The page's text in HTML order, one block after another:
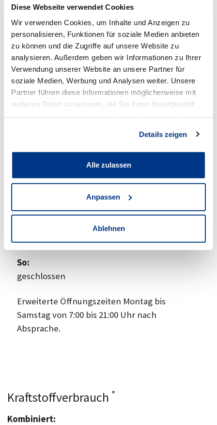
Diese Webseite verwendet Cookies
Wir verwenden Cookies, um Inhalte und Anzeigen zu
personalisieren, Funktionen für soziale Medien anbieten
zu können und die Zugriffe auf unsere Website zu
analysieren. Außerdem geben wir Informationen zu Ihrer
Verwendung unserer Website an unsere Partner für
soziale Medien, Werbung und Analysen weiter. Unsere
Partner führen diese Informationen möglicherweise mit
weiteren Daten zusammen, die Sie ihnen bereitgestellt
Details zeigen
Alle zulassen
Anpassen
Ablehnen
Volkswagen Lünen
Anschrift
Cappenberger Straße 25
Öffnungszeiten Verkauf
08:00-18:30 Uhr
09:00-14:00 Uhr
So:
geschlossen
Erweiterte Öffnungszeiten Montag bis
Samstag von 7:00 bis 21:00 Uhr nach
Absprache.
Kraftstoffverbrauch *
Kombiniert: